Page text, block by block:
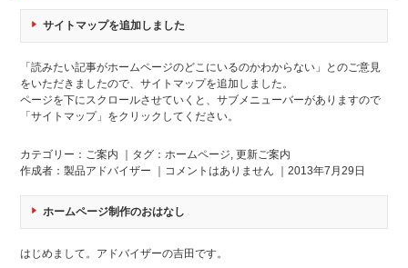
サイトマップを追加しました
「読みたい記事がホームページのどこにいるのかわからない」とのご意見
をいただきましたので、サイトマップを追加しました。
ページを下にスクロールさせていくと、サブメニューバーがありますので
「サイトマップ」をクリックしてください。
カテゴリー： ご案内 ｜タグ： ホームページ 更新ご案内
作成者：製品アドバイザー ｜ コメントはありません ｜2013年7月29日
ホームページ制作のおはなし
はじめまして。アドバイザーの吉田です。